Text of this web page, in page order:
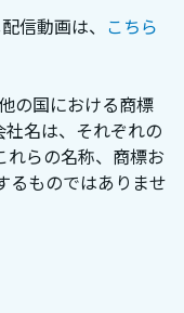
信動画は、 こちら
の国における商標
名は、それぞれの
れらの名称、商標お
るものではありませ